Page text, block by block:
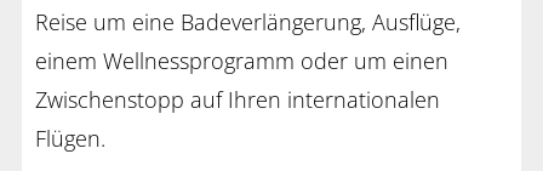
Reise um eine Badeverlängerung, Ausflüge,
einem Wellnessprogramm oder um einen
Zwischenstopp auf Ihren internationalen
Flügen.